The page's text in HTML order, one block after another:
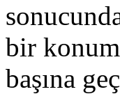
bir
başına